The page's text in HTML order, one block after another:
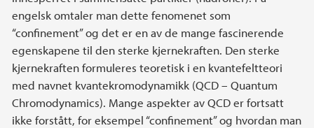
engelsk omtaler man dette fenomenet som
“confinement” og det er en av de mange fascinerende
egenskapene til den sterke kjernekraften. Den sterke
kjernekraften formuleres teoretisk i en kvantefeltteori
med navnet kvantekromodynamikk (QCD – Quantum
Chromodynamics). Mange aspekter av QCD er fortsatt
ikke forstått, for eksempel “confinement” og hvordan man